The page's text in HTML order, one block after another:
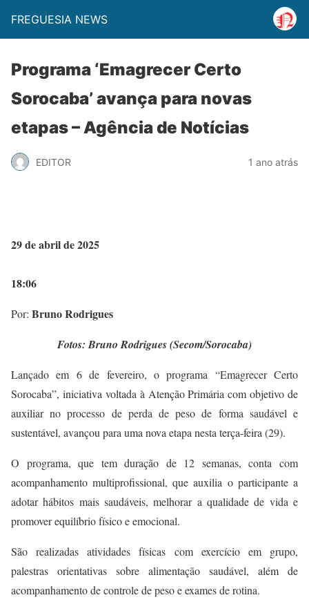
FREGUESIA NEWS
Programa ‘Emagrecer Certo
Sorocaba’ avança para novas
etapas – Agência de Notícias
EDITOR 1 ano atrás
29 de abril de 2025
18:06
Por: Bruno Rodrigues
Fotos: Bruno Rodrigues (Secom/Sorocaba)
Lançado em 6 de fevereiro, oprograma “Emagrecer Certo
Sorocaba”, iniciativa voltada à Atenção Primária com objetivo de
auxiliar no processo de perda de peso de forma saudável e
sustentável, avançou para uma nova etapa nesta terça-feira (29).
O programa, que tem duração de 12 semanas, conta com
acompanhamento multiprofissional, que auxilia o participante a
adotar hábitos mais saudáveis, melhorar a qualidade de vida e
promover equilíbrio físico e emocional.
São realizadas atividades físicas com exercício em grupo,
palestras orientativas sobre alimentação saudável, além de
acompanhamento de controle de peso e exames de rotina.